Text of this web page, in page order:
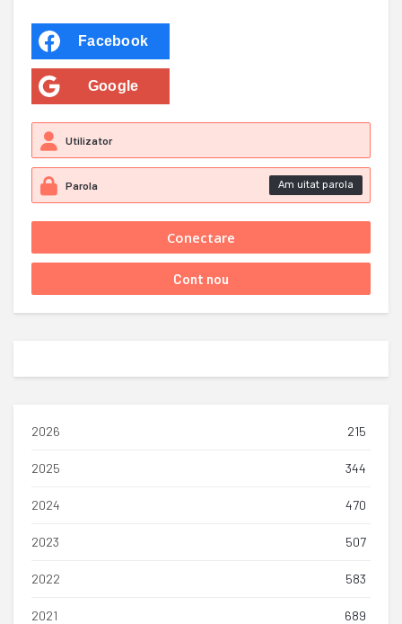
Facebook
Google
Am uitat parola
2026 215
2025 344
2024 470
2023 507
2022 583
2021 689